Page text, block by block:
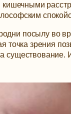
посылу во
точка зрения